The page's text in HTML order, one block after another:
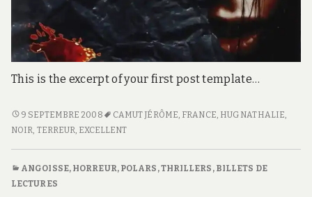
This is the excerpt of your first post template…
INSTINCT
9 SEPTEMBRE 2008 CAMUT JÉRÔME, FRANCE, HUG NATHALIE,
NOIR, TERREUR, EXCELLENT
ANGOISSE, HORREUR, POLARS, THRILLERS , BILLETS DE
LECTURES